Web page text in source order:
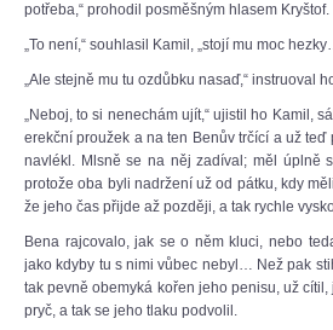
potřeba,“ prohodil posměšným hlasem Kryštof.
„To není,“ souhlasil Kamil, „stojí mu moc
„Ale stejně mu tu ozdůbku nasaď,“ instruoval
„Neboj, to si nenechám ujít,“ ujistil ho Kamil,
erekční proužek a na ten Benův trčící a už
navlékl. Mlsně se na něj zadíval; měl úplně
protože oba byli nadržení už od pátku, kdy
že jeho čas přijde až později, a tak rychle
Bena rajcovalo, jak se o něm kluci, nebo
jako kdyby tu s nimi vůbec nebyl… Než pak
tak pevně obemyká kořen jeho penisu, už
pryč, a tak se jeho tlaku podvolil.